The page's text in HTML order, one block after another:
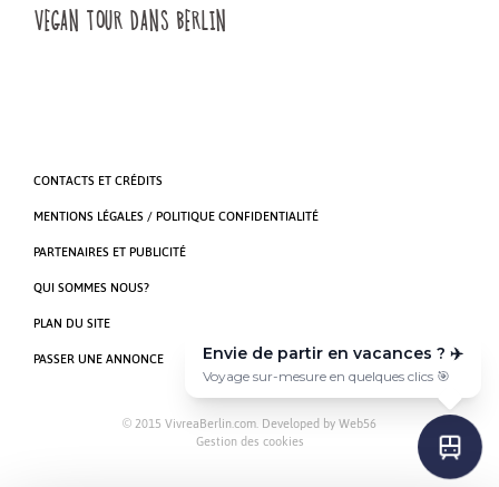
VEGAN TOUR DANS BERLIN
CONTACTS ET CRÉDITS
MENTIONS LÉGALES / POLITIQUE CONFIDENTIALITÉ
PARTENAIRES ET PUBLICITÉ
QUI SOMMES NOUS?
PLAN DU SITE
PASSER UNE ANNONCE
© 2015 VivreaBerlin.com. Developed by Web56
Gestion des cookies
Envie de partir en vacances ? ✈️
Voyage sur-mesure en quelques clics 🎯